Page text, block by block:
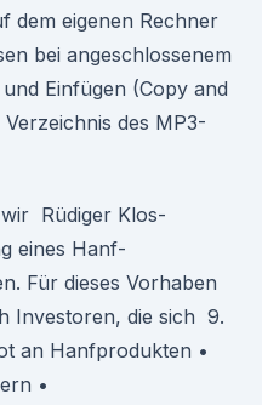
dem eigenen Rechner
bei angeschlossenem
Einfügen (Copy and
des MP3-
Rüdiger Klos-
eines Hanf-
Für dieses Vorhaben
Investoren, die sich 9.
an Hanfprodukten •
•